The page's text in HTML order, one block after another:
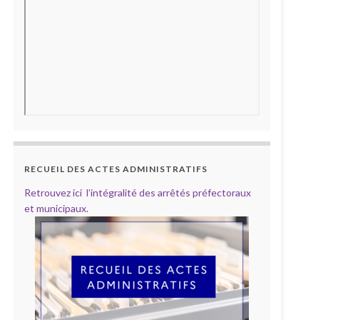
RECUEIL DES ACTES ADMINISTRATIFS
Retrouvez ici l’intégralité des arrêtés préfectoraux
et municipaux.